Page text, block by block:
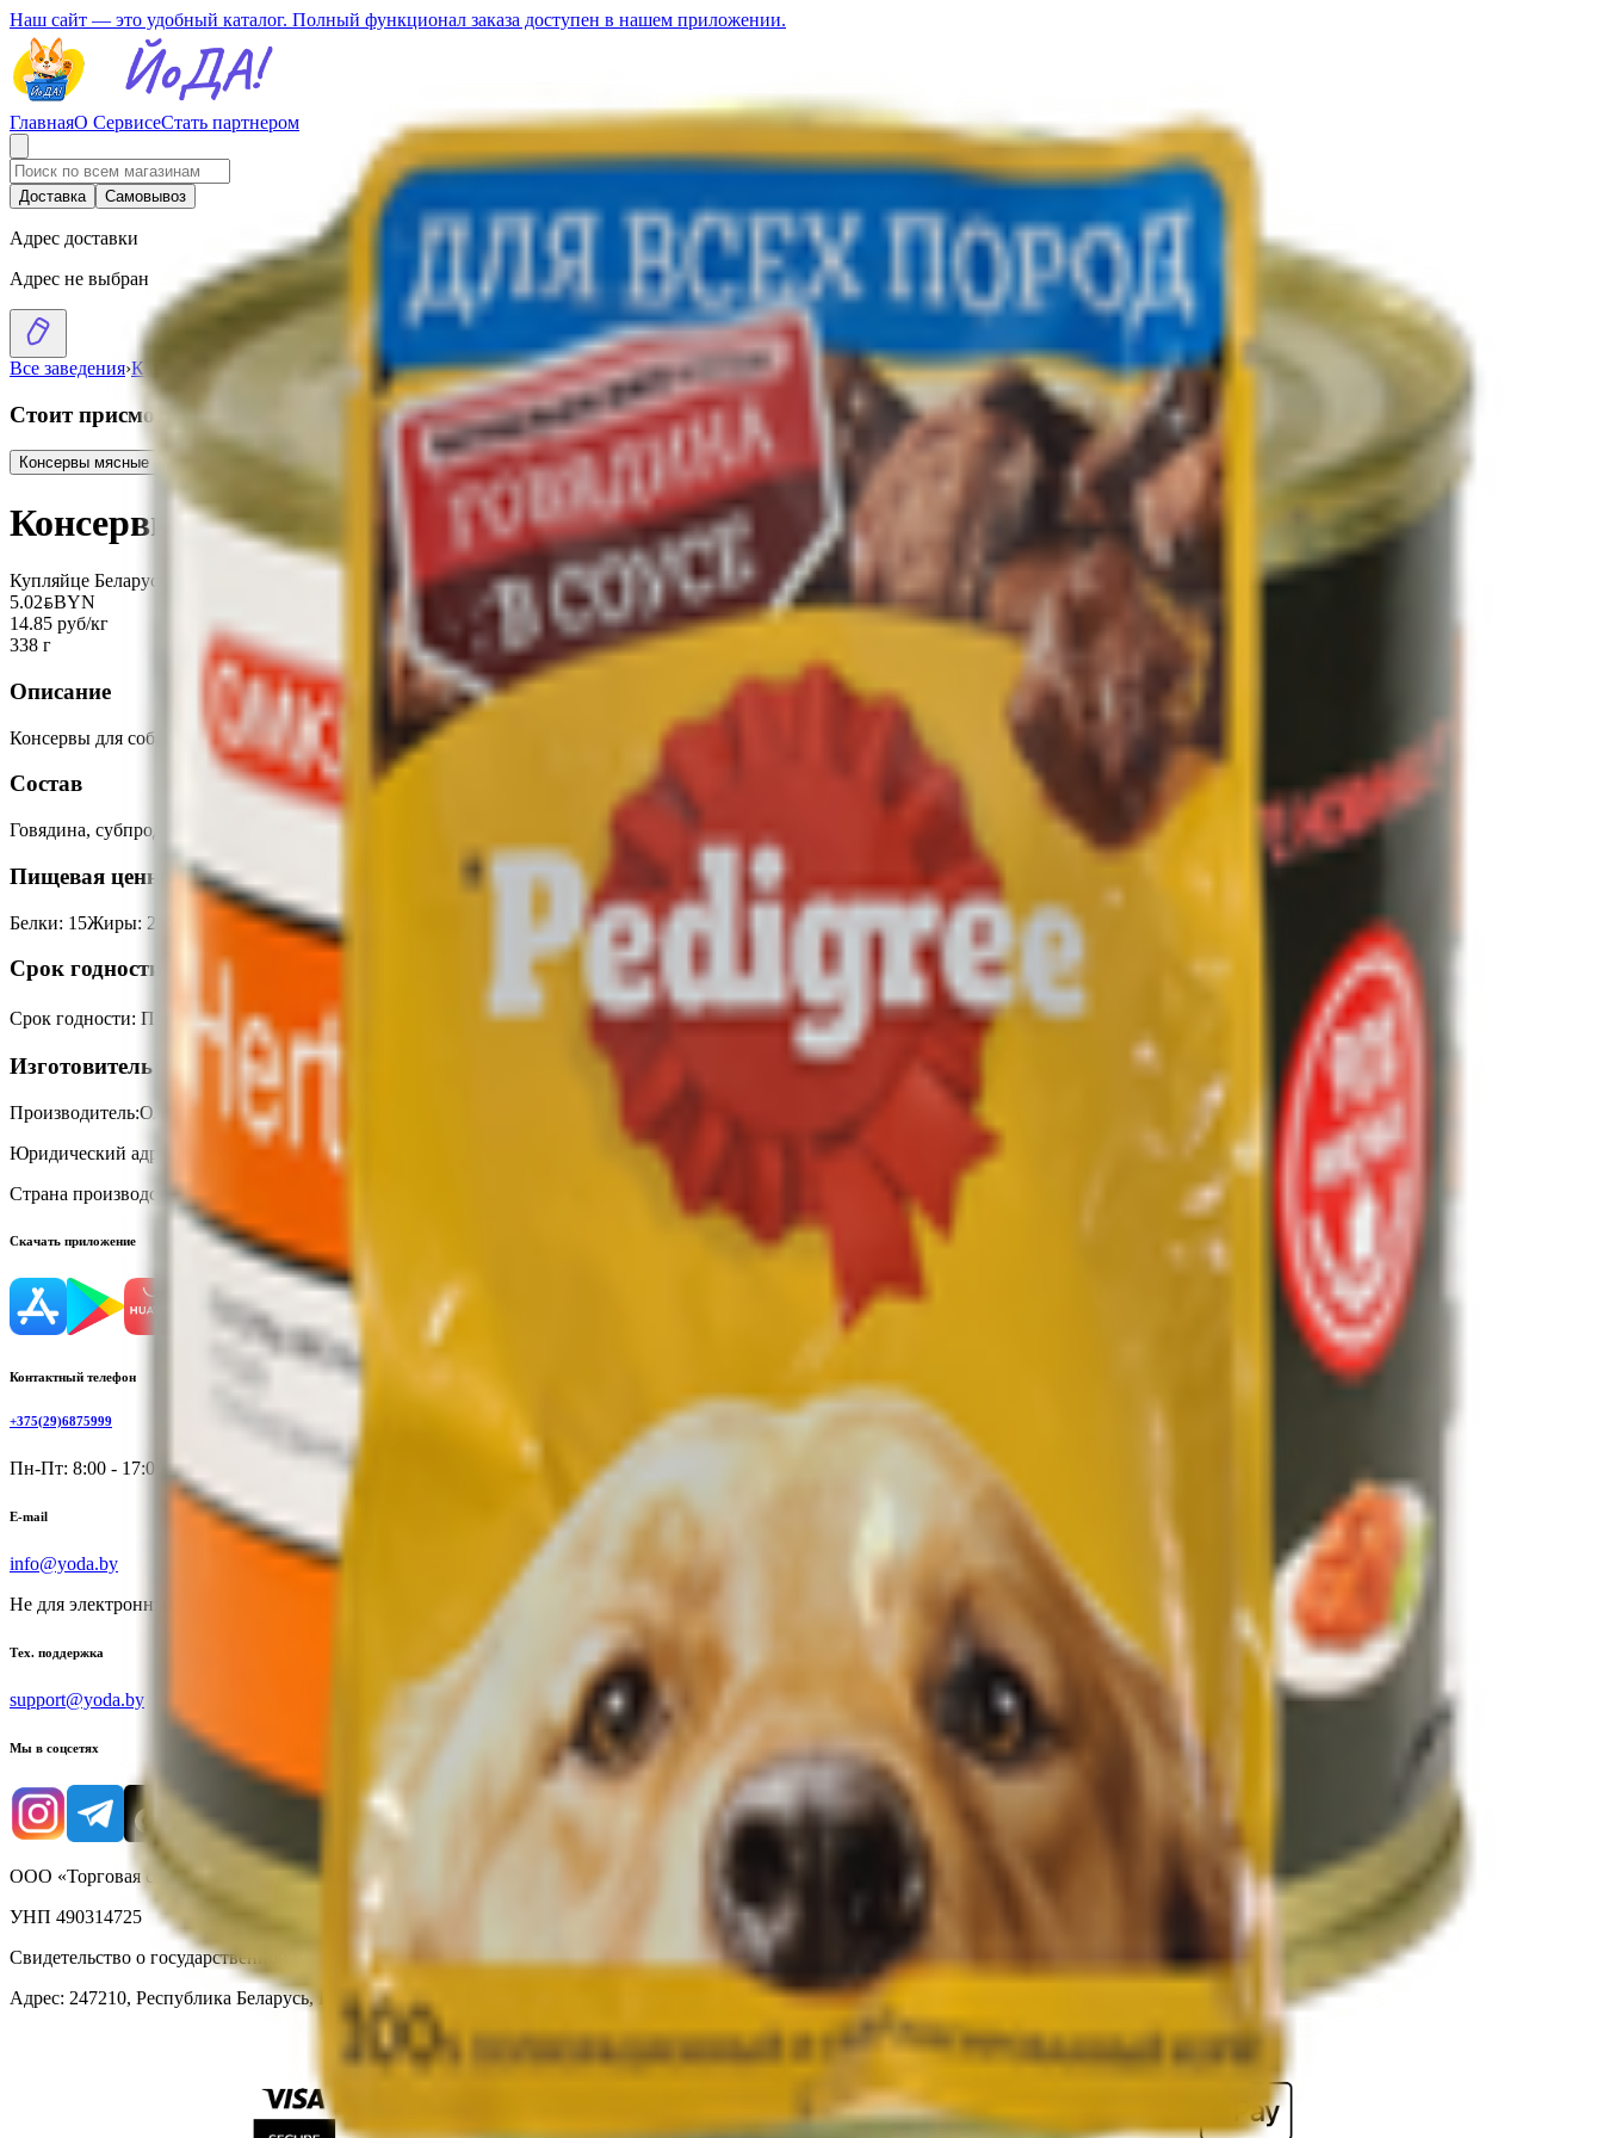
Наш сайт — это удобный каталог. Полный функционал заказа доступен в нашем приложении.
ГлавнаяО СервисеСтать партнером
Доставка Самовывоз
Адрес доставки
Адрес не выбран
Все заведения›Каталог Консервы для собак «Мясное меню» с говядиной
Стоит присмотреться
Консервы мясные «Мясное меню» премиум с печенью для собак BYNBYN Консервы мясные «Hertsog» для собак и кошек Корм для собак «Pedigree» с говядиной в соусе
Консервы для собак «Мясное меню» с говядиной
Купляйце Беларускае
5.02BYNBYN
14.85 руб/кг
338 г
Описание
Консервы для собак мясные стерилизованные с говядиной.
Состав
Говядина, субпродукты говяжьи, свиные, вода, соль поваренная пищевая.
Пищевая ценность на 100г
Белки: 15Жиры: 21 Углеводы:0Калории:250
Срок годности
Срок годности: При t 0℃ до +20℃-2 года
Изготовитель
Производитель:ОАО «Слонимский мясокомбинат»
Юридический адрес:
231800, Республика Беларусь, Гродненская обл., г. Слоним, ул. Чкалова, 35
Страна производства:Республика Беларусь
Скачать приложение
Контактный телефон
+375(29)6875999
Пн-Пт: 8:00 - 17:00
E-mail
info@yoda.by
Не для электронных обращений
Тех. поддержка
support@yoda.by
Мы в соцсетях
ООО «Торговая сеть «Продмир»
УНП 490314725
Свидетельство о государственной регистрации № 490314725 от 30.05.2003г выдано Гомельским облисполкомом
Адрес: 247210, Республика Беларусь, Гомельская обл., г. Жлобин, ул. Козлова 2-А